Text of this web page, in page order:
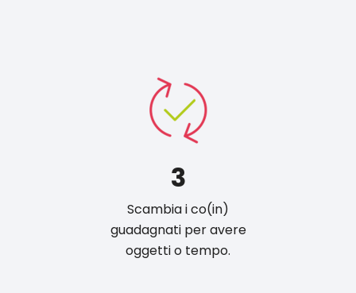
3
Scambia i co(in)
guadagnati per avere
oggetti o tempo.